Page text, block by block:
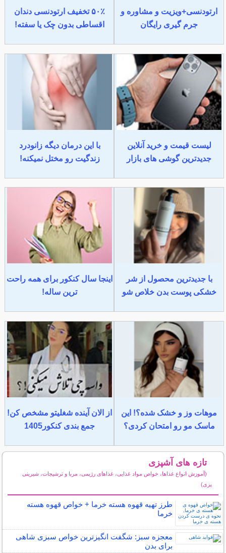
ارتودنسی+ویزیت و مشاوره و
جرم گیری رایگان
۵۰٪ تخفیف ارتودنسی دندان
اقساطی بدون چک یا سفته!
لیست قیمت و خرید آنلاین
جدیدترین گوشی های بازار
با این درمان دیگه زانودرد
زندگیت رو مختل نمیکنه!
با جدیدترین محصول از شر
خشکی پوست بدن خلاص شو
اینجا سال کنکور برای همه راحت
ترین ساله!
موهات وز و خشک شده؟! این
ماسک مو رو امتحان کردی؟
از الان آینده شغلیتو مشخص کن!
جمع بندی کنکور1405
تازه های آشپزی
(آموزش انواع غذاها، خواص مواد غذایی، غذاهای رژیمی، مربا و ترشیجات، شیرینی
پزی)
طرز تهیه قهوه هسته خرما + خواص قهوه هسته
خرما
معجزه سبز: شگفت انگیزترین خواص سبزی شاهی
برای بدن